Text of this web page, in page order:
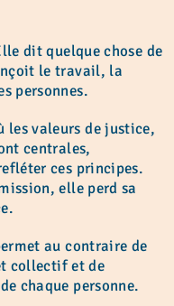
dit quelque chose de
le travail, la
personnes.
les valeurs de justice,
centrales,
ces principes.
elle perd sa
au contraire de
collectif et de
chaque personne.